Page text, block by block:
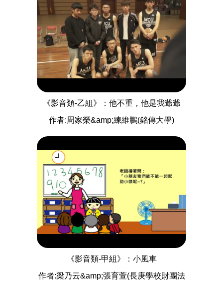
《影音類-乙組》：他不重，他是我爺爺
作者:周家榮&amp;練維鵬(銘傳大學)
《影音類-甲組》：小風車
作者:梁乃云&amp;張育萱(長庚學校財團法